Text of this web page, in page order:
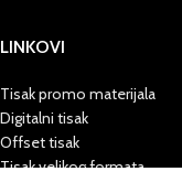
LINKOVI
Tisak promo materijala
Digitalni tisak
Offset tisak
Tisak velikog formata